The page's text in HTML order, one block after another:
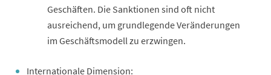
Geschäften. Die Sanktionen sind oft nicht
ausreichend, um grundlegende Veränderungen
im Geschäftsmodell zu erzwingen.
Internationale Dimension: